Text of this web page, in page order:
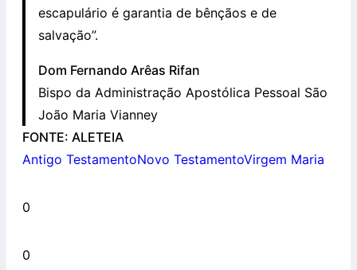
escapulário é garantia de bênçãos e de
salvação”.
Dom Fernando Arêas Rifan
Bispo da Administração Apostólica Pessoal São
João Maria Vianney
FONTE: ALETEIA
Antigo TestamentoNovo TestamentoVirgem Maria
0
0